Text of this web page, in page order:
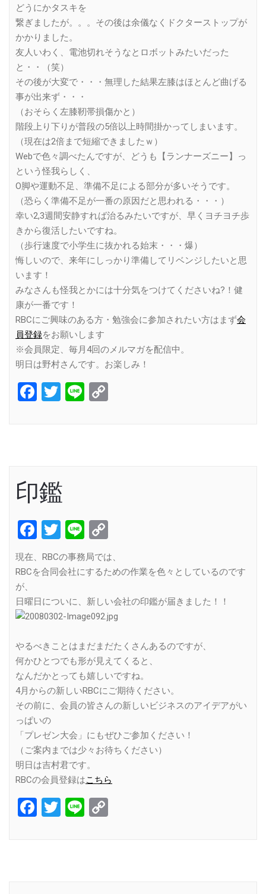
どうにかタスキを
繋ぎましたが。。。その後は余儀なくドクターストップが
かかりました。
友人いわく、電池切れそうなとロボットみたいだった
と・・（笑）
その後が大変で・・・無理した結果左膝はほとんど曲げる
事が出来ず・・・
（おそらく左膝靭帯損傷かと）
階段上り下りが普段の5倍以上時間掛かってしまいます。
（現在は2倍まで短縮できましたｗ）
Webで色々調べたんですが、どうも【ランナーズニー】っ
という怪我らしく、
O脚や運動不足、準備不足による部分が多いそうです。
（恐らく準備不足が一番の原因だと思われる・・・）
幸い2,3週間安静すれば治るみたいですが、早くヨチヨチ歩
きから復活したいですね。
（歩行速度で小学生に抜かれる始末・・・爆）
悔しいので、来年にしっかり準備してリベンジしたいと思
います！
みなさんも怪我とかには十分気をつけてくださいね?！健
康が一番です！
RBCにご興味のある方・勉強会に参加されたい方はまず会
員登録をお願いします
※会員限定、毎月4回のメルマガを配信中。
明日は野村さんです。お楽しみ！
Facebook
Twitter
Line
印鑑
Facebook
Twitter
Line
Link
現在、RBCの事務局では、
RBCを合同会社にするための作業を色々としているのです
が、
日曜日についに、新しい会社の印鑑が届きました！！
やるべきことはまだまだたくさんあるのですが、
何かひとつでも形が見えてくると、
なんだかとっても嬉しいですね。
4月からの新しいRBCにご期待ください。
その前に、会員の皆さんの新しいビジネスのアイデアがい
っぱいの
「プレゼン大会」にもぜひご参加ください！
（ご案内までは少々お待ちください）
明日は吉村君です。
RBCの会員登録はこちら
Facebook
Twitter
Line